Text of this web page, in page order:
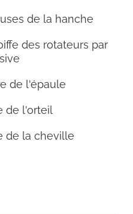
de la hanche
des rotateurs par
de l'épaule
de l'orteil
de la cheville